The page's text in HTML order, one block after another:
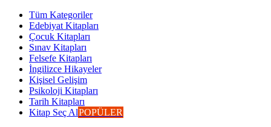
Tüm Kategoriler
Edebiyat Kitapları
Çocuk Kitapları
Sınav Kitapları
Felsefe Kitapları
İngilizce Hikayeler
Kişisel Gelişim
Psikoloji Kitapları
Tarih Kitapları
Kitap Seç AlPOPÜLER